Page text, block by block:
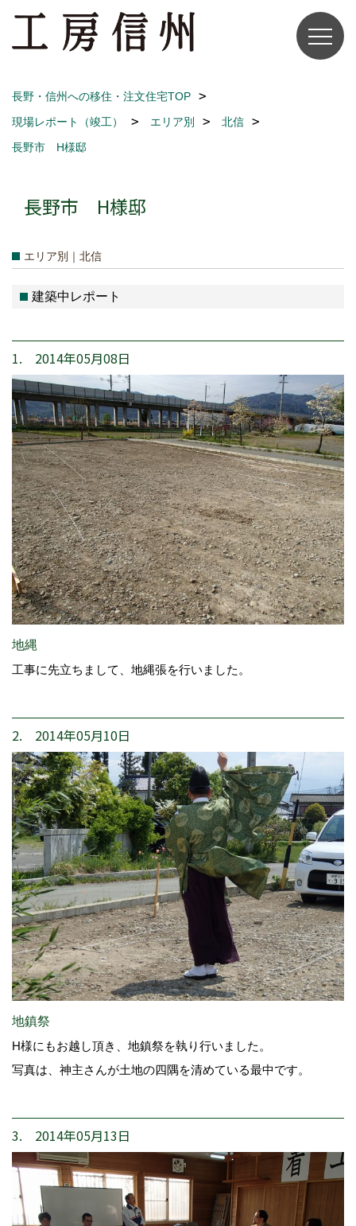
長野・信州への移住・注文住宅TOP
現場レポート（竣工）
エリア別
北信
長野市 H様邸
長野市 H様邸
エリア別｜北信
建築中レポート
1. 2014年05月08日
地縄
工事に先立ちまして、地縄張を行いました。
2. 2014年05月10日
地鎮祭
H様にもお越し頂き、地鎮祭を執り行いました。
写真は、神主さんが土地の四隅を清めている最中です。
3. 2014年05月13日